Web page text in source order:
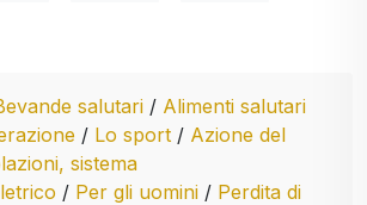
salutari / Alimenti salutari
/ Lo sport / Azione del
sistema
/ Per gli uomini / Perdita di